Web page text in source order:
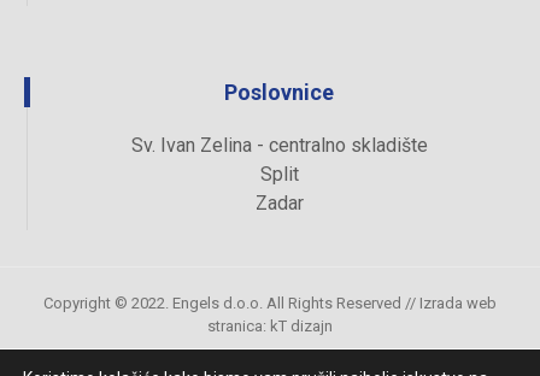
Poslovnice
Sv. Ivan Zelina - centralno skladište
Split
Zadar
Copyright © 2022. Engels d.o.o. All Rights Reserved // Izrada web
stranica: kT dizajn